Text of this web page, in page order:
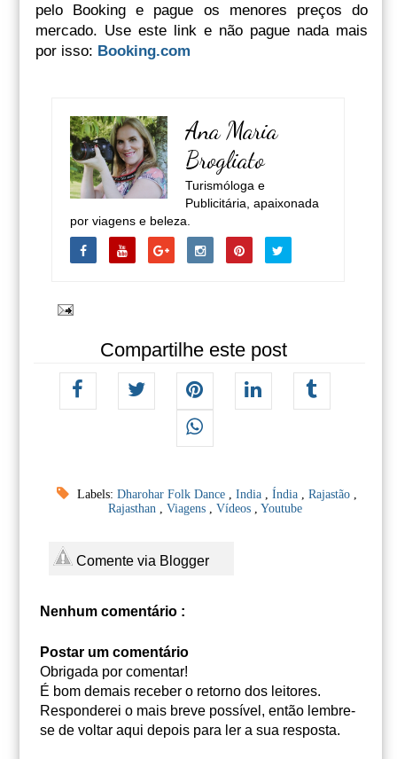
pelo Booking e pague os menores preços do
mercado. Use este link e não pague nada mais
por isso: Booking.com
Ana Maria
Brogliato
Turismóloga e
Publicitária, apaixonada
por viagens e beleza.
Compartilhe este post
Labels: Dharohar Folk Dance , India , Índia , Rajastão ,
Rajasthan , Viagens , Vídeos , Youtube
Comente via Blogger
Nenhum comentário :
Postar um comentário
Obrigada por comentar!
É bom demais receber o retorno dos leitores.
Responderei o mais breve possível, então lembre-
se de voltar aqui depois para ler a sua resposta.